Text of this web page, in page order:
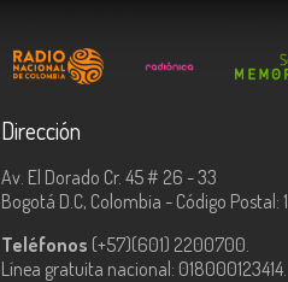
Dirección
Av. El Dorado Cr. 45 # 26 - 33
Bogotá D.C, Colombia - Código Postal:
Teléfonos (+57)(601) 2200700.
Línea gratuita nacional: 018000123414.